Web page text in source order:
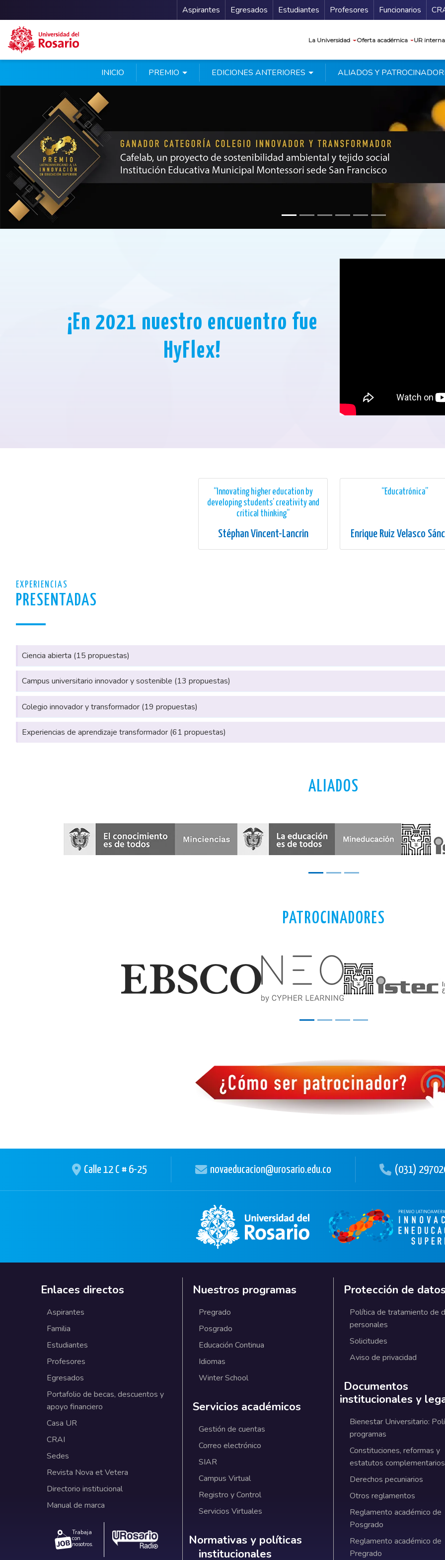
Menu Secundario
Aspirantes Egresados Estudiantes Profesores Funcionarios
La Universidad Oferta académica UR
INICIO PREMIO EDICIONES ANTERIORES ALIADOS Y
¡En 2021 nuestro encuentro fue
HyFlex!
“Innovating higher education by
developing students’ creativity and
critical thinking”
Stéphan Vincent-Lancrin
“Educatrónica”
Enrique Ruiz Velasco
EXPERIENCIAS
PRESENTADAS
Ciencia abierta (15 propuestas)
Campus universitario innovador y sostenible (13 propuestas)
Colegio innovador y transformador (19 propuestas)
Experiencias de aprendizaje transformador (61 propuestas)
ALIADOS
PATROCINADORES
Calle 12 C # 6-25 novaeducacion@urosario.edu.co (031)
Enlaces directos
Aspirantes
Familia
Estudiantes
Profesores
Egresados
Portafolio de becas, descuentos y
apoyo financiero
Casa UR
CRAI
Sedes
Revista Nova et Vetera
Directorio institucional
Manual de marca
Trabaja
con
nosotros.
Nuestros programas
Pregrado
Posgrado
Educación Continua
Idiomas
Winter School
Servicios académicos
Gestión de cuentas
Correo electrónico
SIAR
Campus Virtual
Registro y Control
Servicios Virtuales
Normativas y políticas institucionales
Normativas y políticas
institucionales
Protección de
Política de tratamiento de
personales
Solicitudes
Aviso de privacidad
Documentos
institucionales y
Bienestar Universitario:
programas
Constituciones, reformas y
estatutos complementarios
Derechos pecuniarios
Otros reglamentos
Reglamento académico de
Posgrado
Reglamento académico de
Pregrado